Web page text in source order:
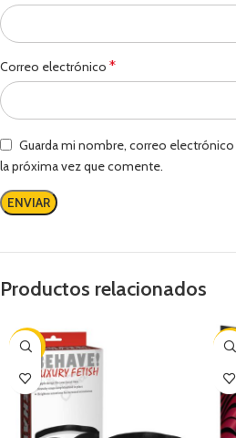
Correo electrónico *
Guarda mi nombre, correo
la próxima vez que comente.
Productos relacionados
-14% -7%